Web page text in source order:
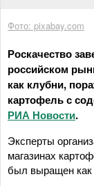
Фото: pixabay.com
Роскачество
российском
как клубни,
картофель с
РИА Новости.
Эксперты
магазинах
был выращен как